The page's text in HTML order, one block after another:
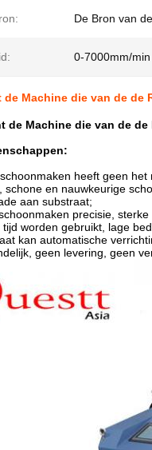
De Bron van
0-7000mm/min
de Machine die van de de
de Machine die van de
heeft geen
schone en nauwkeurige
aan substraat;
precisie,
worden gebruikt, lage
kan automatische
geen levering, geen